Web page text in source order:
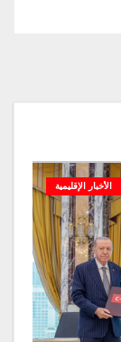
الأخبار الإقليمية